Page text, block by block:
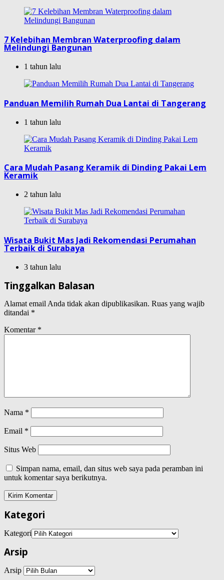
7 Kelebihan Membran Waterproofing dalam
Melindungi Bangunan
1 tahun lalu
Panduan Memilih Rumah Dua Lantai di Tangerang
1 tahun lalu
Cara Mudah Pasang Keramik di Dinding Pakai Lem
Keramik
2 tahun lalu
Wisata Bukit Mas Jadi Rekomendasi Perumahan
Terbaik di Surabaya
3 tahun lalu
Tinggalkan Balasan
Alamat email Anda tidak akan dipublikasikan. Ruas yang wajib
ditandai *
Komentar *
Nama *
Email *
Situs Web
Simpan nama, email, dan situs web saya pada peramban ini
untuk komentar saya berikutnya.
Kategori
Kategori
Arsip
Arsip